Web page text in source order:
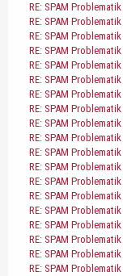
RE: SPAM Problematik
RE: SPAM Problematik
RE: SPAM Problematik
RE: SPAM Problematik
RE: SPAM Problematik
RE: SPAM Problematik
RE: SPAM Problematik
RE: SPAM Problematik
RE: SPAM Problematik
RE: SPAM Problematik
RE: SPAM Problematik
RE: SPAM Problematik
RE: SPAM Problematik
RE: SPAM Problematik
RE: SPAM Problematik
RE: SPAM Problematik
RE: SPAM Problematik
RE: SPAM Problematik
RE: SPAM Problematik